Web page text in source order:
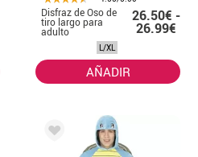
Disfraz de Oso de
tiro largo para
adulto
26.50€ -
26.99€
L/XL
AÑADIR